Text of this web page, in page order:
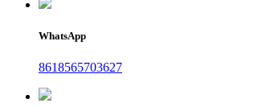
WhatsApp
8618565703627